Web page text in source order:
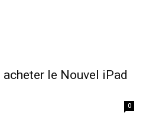
le Nouvel iPad
0